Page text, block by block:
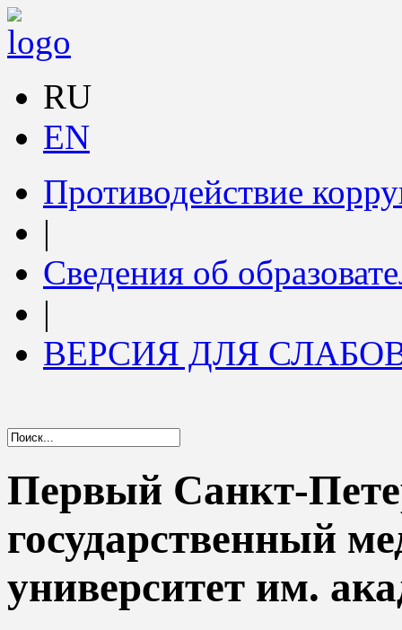
RU
EN
Противодействие
|
Сведения об
|
ВЕРСИЯ ДЛЯ
Первый Санкт-
государственный
университет им.